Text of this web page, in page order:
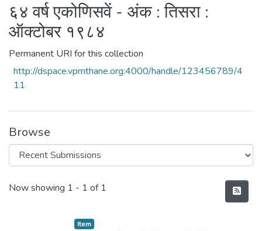
All of DSpace
६४ वर्ष एकोणिसवें - अंक : तिसरा :
ऑक्टोबर १९८४
Permanent URI for this collection
http://dspace.vpmthane.org:4000/handle/123456789/4
11
Browse
Recent Submissions
Now showing 1 - 1 of 1
Item